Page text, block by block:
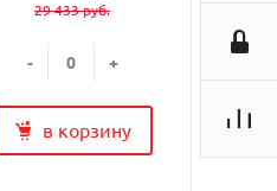
29 433 руб.
- +
в корзину